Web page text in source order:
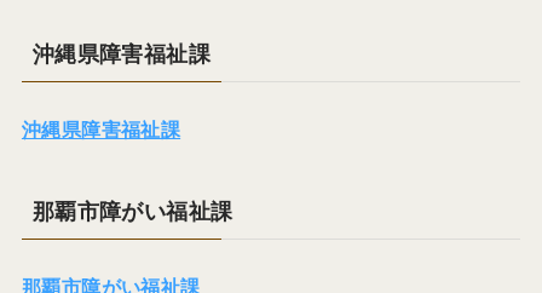
沖縄県障害福祉課
沖縄県障害福祉課
那覇市障がい福祉課
那覇市障がい福祉課